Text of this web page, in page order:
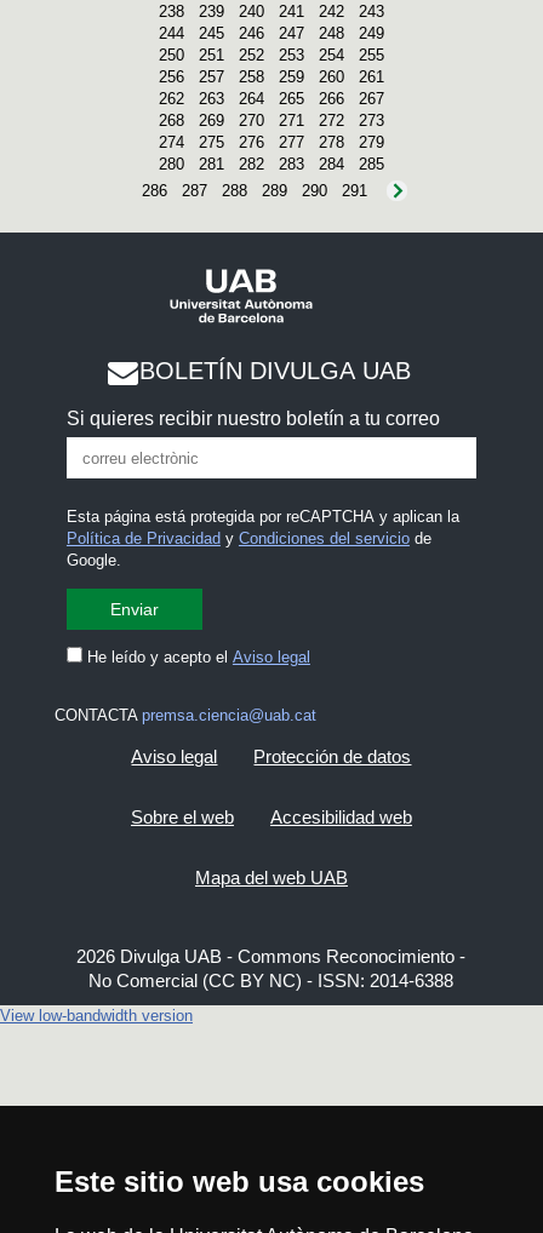
Este sitio web usa cookies
238
239 240 241 242
243
244
245 246 247 248
249
250
251 252 253 254
255
256
257 258 259 260
261
262
263 264 265 266
267
268
269 270 271 272
273
274
275 276 277 278
279
280
281 282 283 284
285
286
287 288 289 290 291
BOLETÍN DIVULGA UAB
Si quieres recibir nuestro boletín a tu correo
Esta página está protegida por reCAPTCHA y aplican la
Política de Privacidad y Condiciones del serviciode
Google.
He leído y acepto el Aviso legal
CONTACTA premsa.ciencia@uab.cat
Aviso legal Protección de datos
Sobre el web Accesibilidad web
Mapa del web UAB
2026 Divulga UAB - Commons Reconocimiento -
No Comercial (CC BY NC) - ISSN: 2014-6388
View low-bandwidth version